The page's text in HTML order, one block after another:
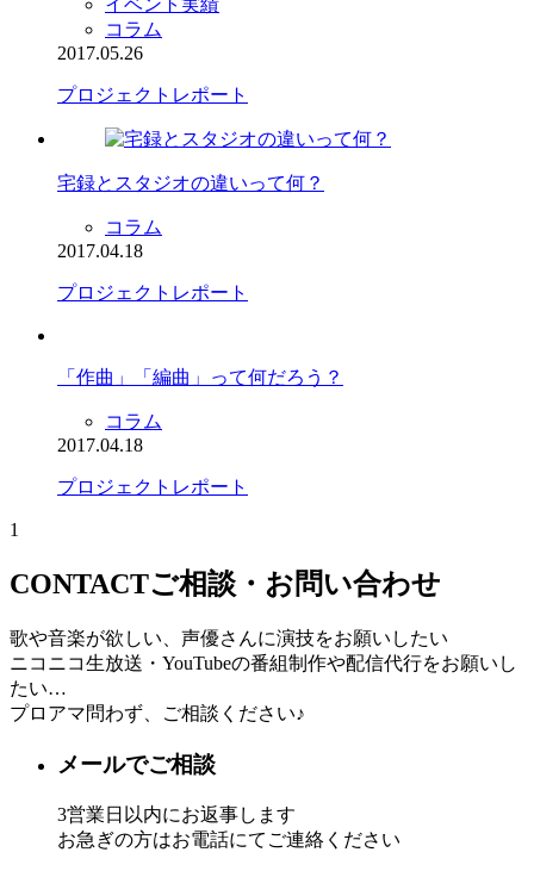
イベント実績
コラム
2017.05.26
プロジェクトレポート
宅録とスタジオの違いって何？
コラム
2017.04.18
プロジェクトレポート
「作曲」「編曲」って何だろう？
コラム
2017.04.18
プロジェクトレポート
1
CONTACTご相談・お問い合わせ
歌や音楽が欲しい、声優さんに演技をお願いしたい
ニコニコ生放送・YouTubeの番組制作や配信代行をお願いし
たい…
プロアマ問わず、ご相談ください♪
メールでご相談
3営業日以内にお返事します
お急ぎの方はお電話にてご連絡ください